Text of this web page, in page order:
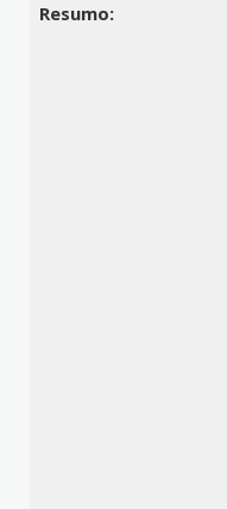
Resumo: